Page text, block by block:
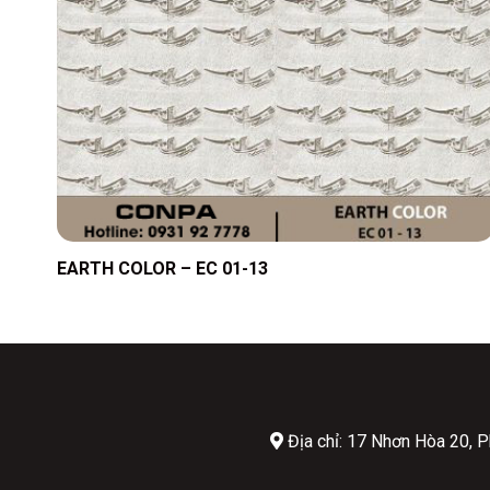
EARTH COLOR – EC 01-13
Địa chỉ: 17 Nhơn Hòa 20,